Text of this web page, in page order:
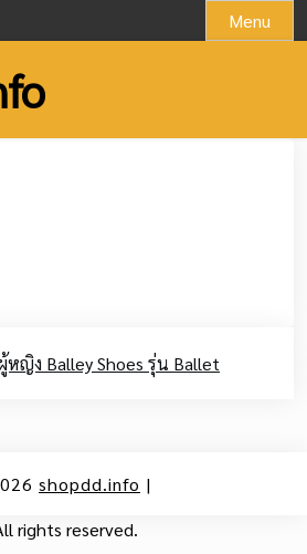
Menu
หญิง Balley Shoes รุ่น Ballet
shopdd.info |
rights reserved.